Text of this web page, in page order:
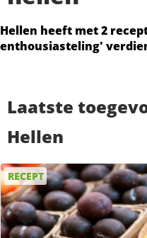
Hellen heeft met 2
enthousiasteling'
Laatste
Hellen
RECEPT